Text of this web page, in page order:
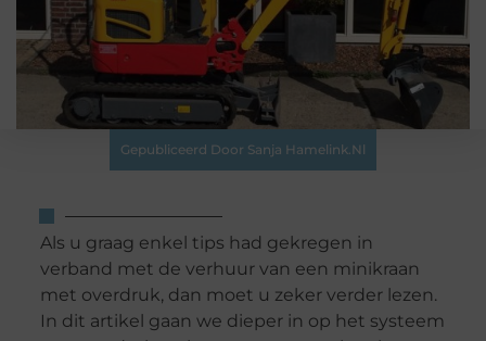
Gepubliceerd Door Sanja Hamelink.nl
Als u graag enkel tips had gekregen in
verband met de verhuur van een minikraan
met overdruk, dan moet u zeker verder lezen.
In dit artikel gaan we dieper in op het systeem